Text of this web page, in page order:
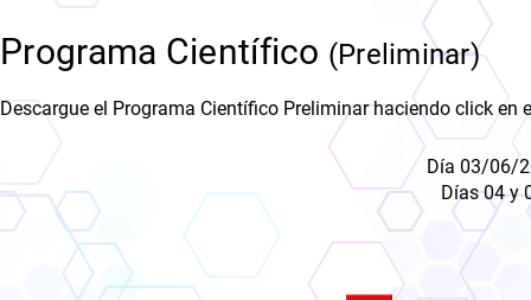
Programa Científico (Preliminar)
Descargue el Programa Científico Preliminar haciendo click en
Día 03/06/
Días 04 y